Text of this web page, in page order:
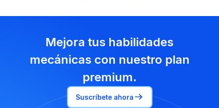
Mejora tus habilidades
mecánicas con nuestro plan
premium.
Suscríbete ahora